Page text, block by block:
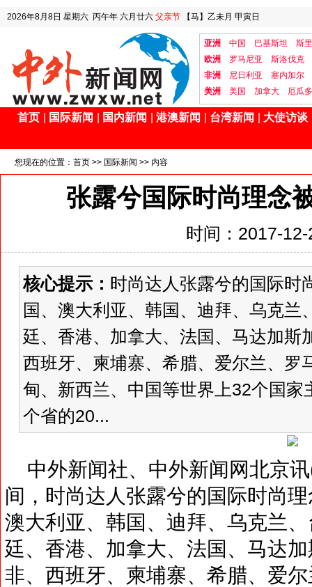
2026年8月8日 星期六 丙午年 六月廿六 父亲节 【马】乙未月 甲寅日
亚洲 中国 巴基斯坦
斯
欧洲
罗马尼亚
斯洛伐克
非洲
尼日利亚
塞内加尔
美洲
美国 加拿大 厄瓜
首页 国际新闻 国内新闻 港澳新闻 台湾新闻 大使访谈
您现在的位置： 首页 >> 国际新闻 >> 内容
张露兮国际时尚理念
时间：2017-
核心提示： 时尚达人张露兮的国际时
国、澳大利亚、韩国、迪拜、乌克兰
廷、香港、加拿大、法国、马达加斯
西班牙、柬埔寨、希腊、爱尔兰、罗
甸、新西兰、中国等世界上32个国
个省的20...
中外新闻社、中外新闻网北京
间，时尚达人张露兮的国际时尚
澳大利亚、韩国、迪拜、乌克兰
廷、香港、加拿大、法国、马达
非、西班牙、柬埔寨、希腊、爱